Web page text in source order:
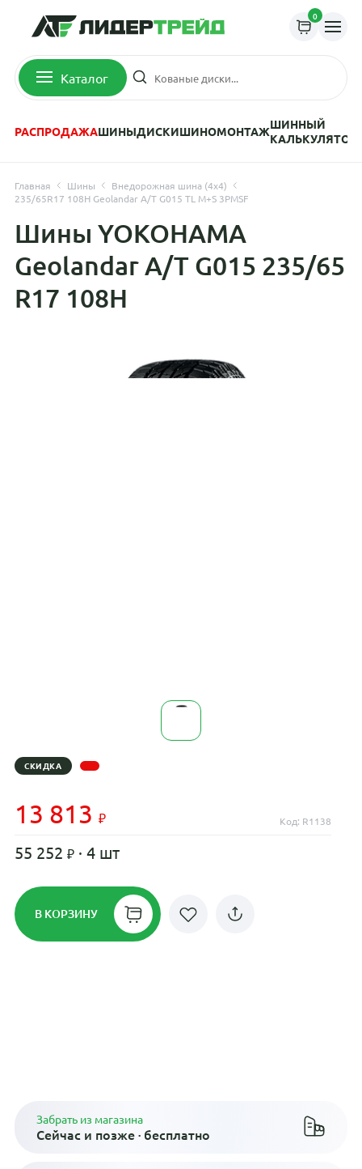
0
Каталог
РАСПРОДАЖАШИНЫДИСКИШИНОМОНТАЖШИННЫЙ
КАЛЬКУЛЯТОР
Главная Шины
Внедорожная шина (4х4)
235/65R17 108H Geolandar A/T G015 TL M+S 3PMSF
Шины YOKOHAMA
Geolandar A/T G015 235/65
R17 108H
СКИДКА
13 813 Код: R1138
55 252 · 4 шт
В КОРЗИНУ
Забрать из магазина
Сейчас и позже · бесплатно